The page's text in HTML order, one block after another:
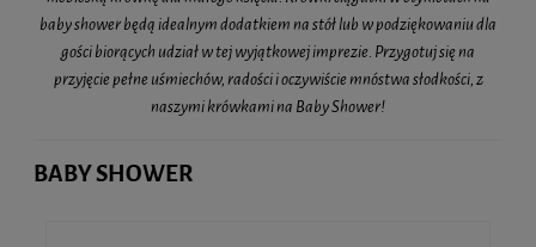
baby shower będą idealnym dodatkiem na stół lub w podziękowaniu dla
gości biorących udział w tej wyjątkowej imprezie. Przygotuj się na
przyjęcie pełne uśmiechów, radości i oczywiście mnóstwa słodkości, z
naszymi krówkami na Baby Shower!
BABY SHOWER